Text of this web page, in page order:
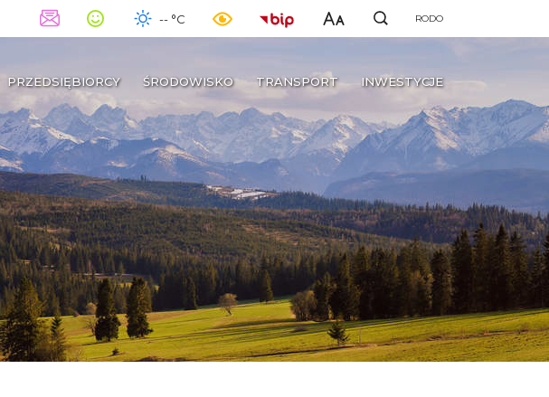
-- °C RODO
PRZEDSIĘBIORCY ŚRODOWISKO TRANSPORT INWESTYCJE